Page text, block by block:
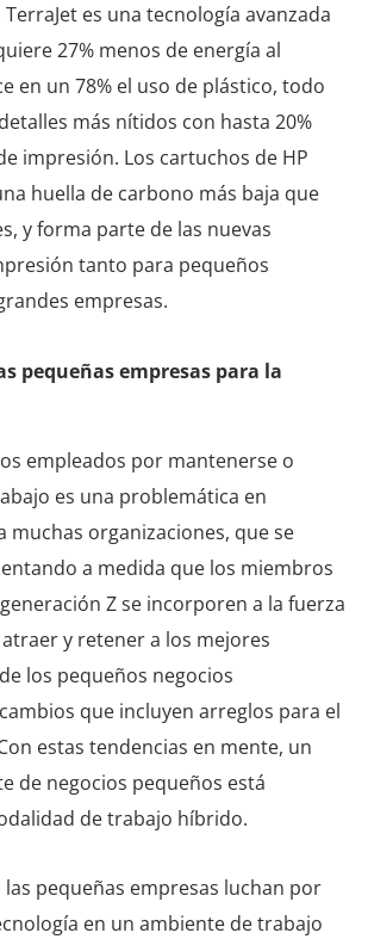
es una tecnología avanzada
27% menos de energía al
en un 78% el uso de plástico, todo
más nítidos con hasta 20%
impresión. Los cartuchos de HP
huella de carbono más baja que
y forma parte de las nuevas
tanto para pequeños
empresas.
pequeñas empresas para la
empleados por mantenerse o
es una problemática en
muchas organizaciones, que se
a medida que los miembros
Z se incorporen a la fuerza
y retener a los mejores
los pequeños negocios
que incluyen arreglos para el
estas tendencias en mente, un
de negocios pequeños está
de trabajo híbrido.
las pequeñas empresas luchan por
en un ambiente de trabajo